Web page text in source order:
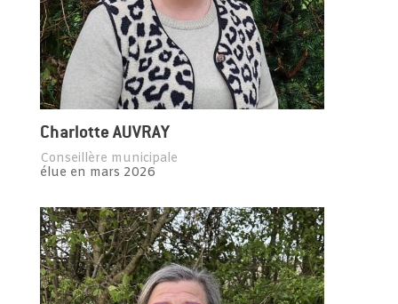
Charlotte AUVRAY
Conseillère municipale
élue en mars 2026